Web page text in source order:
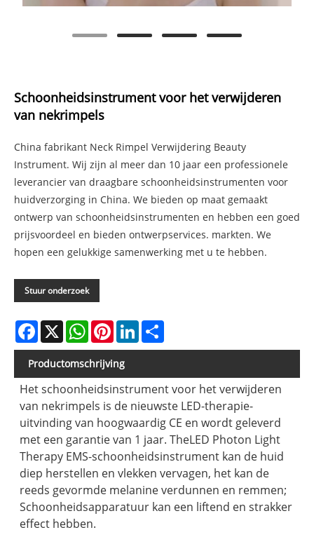
Schoonheidsinstrument voor het verwijderen
van nekrimpels
China fabrikant Neck Rimpel Verwijdering Beauty
Instrument. Wij zijn al meer dan 10 jaar een professionele
leverancier van draagbare schoonheidsinstrumenten voor
huidverzorging in China. We bieden op maat gemaakt
ontwerp van schoonheidsinstrumenten en hebben een goed
prijsvoordeel en bieden ontwerpservices. markten. We
hopen een gelukkige samenwerking met u te hebben.
Stuur onderzoek
Facebook
X WhatsAppPinterestLinkedIn
Productomschrijving
Het schoonheidsinstrument voor het verwijderen
van nekrimpels is de nieuwste LED-therapie-
uitvinding van hoogwaardig CE en wordt geleverd
met een garantie van 1 jaar. TheLED Photon Light
Therapy EMS-schoonheidsinstrument kan de huid
diep herstellen en vlekken vervagen, het kan de
reeds gevormde melanine verdunnen en remmen;
Schoonheidsapparatuur kan een liftend en strakker
effect hebben.